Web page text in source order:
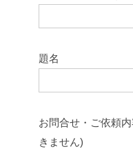
題名
お問合せ・ご依頼
きません)